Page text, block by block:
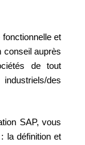
fonctionnelle et
conseil auprès
de tout
des
SAP, vous
la définition et